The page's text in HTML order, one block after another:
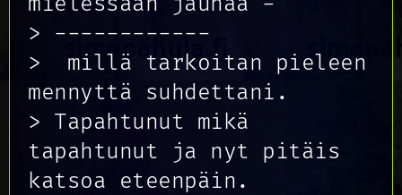
> ------------
> millä tarkoitan pieleen
mennyttä suhdettani.
> Tapahtunut mikä
tapahtunut ja nyt pitäis
katsoa eteenpäin.